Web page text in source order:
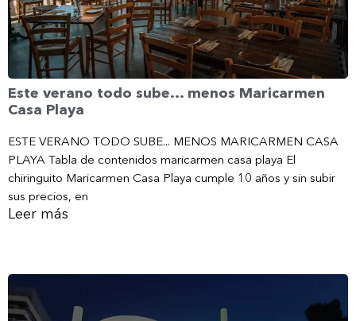
Este verano todo sube… menos Maricarmen
Casa Playa
ESTE VERANO TODO SUBE... MENOS MARICARMEN CASA
PLAYA Tabla de contenidos maricarmen casa playa El
chiringuito Maricarmen Casa Playa cumple 10 años y sin subir
sus precios, en
Leer más